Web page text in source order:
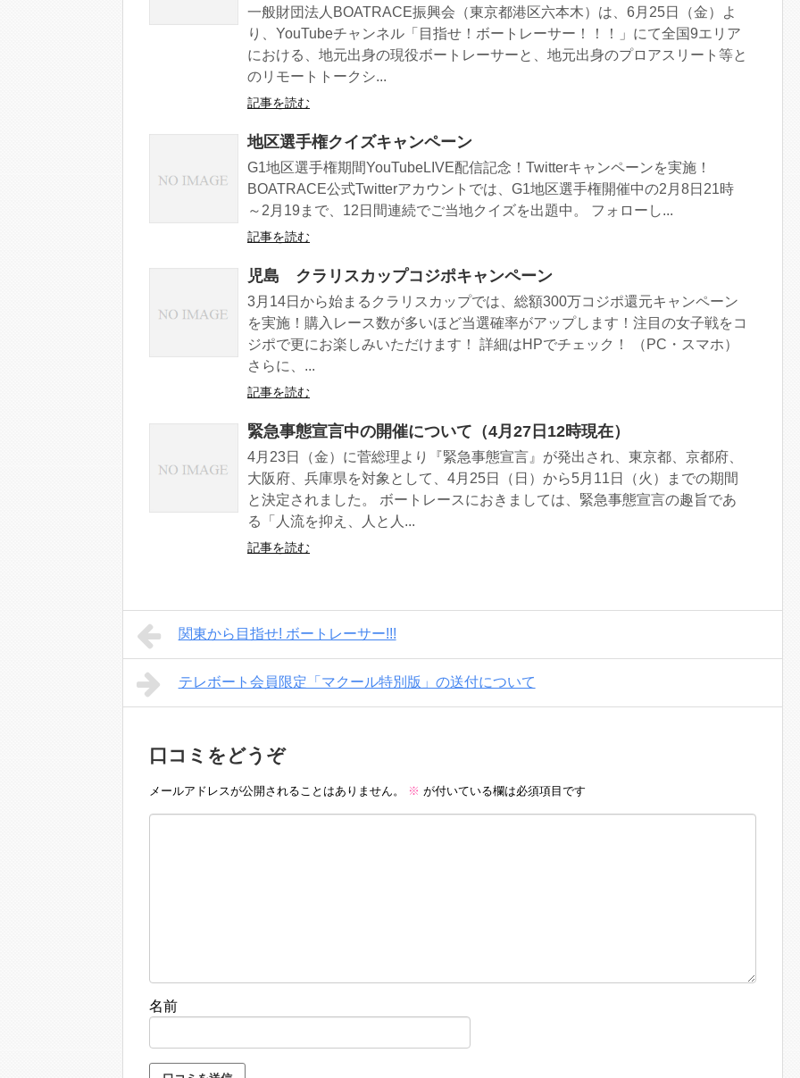
一般財団法人BOATRACE振興会（東京都港区六本木）は、6月25日（金）よ
り、YouTubeチャンネル「目指せ！ボートレーサー！！！」にて全国9エリア
における、地元出身の現役ボートレーサーと、地元出身のプロアスリート等と
のリモートトークシ...
記事を読む
地区選手権クイズキャンペーン
G1地区選手権期間YouTubeLIVE配信記念！Twitterキャンペーンを実施！
BOATRACE公式Twitterアカウントでは、G1地区選手権開催中の2月8日21時
～2月19まで、12日間連続でご当地クイズを出題中。 フォローし...
記事を読む
児島 クラリスカップコジポキャンペーン
3月14日から始まるクラリスカップでは、総額300万コジポ還元キャンペーン
を実施！購入レース数が多いほど当選確率がアップします！注目の女子戦をコ
ジポで更にお楽しみいただけます！ 詳細はHPでチェック！ （PC・スマホ）
さらに、...
記事を読む
緊急事態宣言中の開催について（4月27日12時現在）
4月23日（金）に菅総理より『緊急事態宣言』が発出され、東京都、京都府、
大阪府、兵庫県を対象として、4月25日（日）から5月11日（火）までの期間
と決定されました。 ボートレースにおきましては、緊急事態宣言の趣旨であ
る「人流を抑え、人と人...
記事を読む
関東から目指せ! ボートレーサー!!!
テレボート会員限定「マクール特別版」の送付について
口コミをどうぞ
メールアドレスが公開されることはありません。 ※ が付いている欄は必須項目です
名前